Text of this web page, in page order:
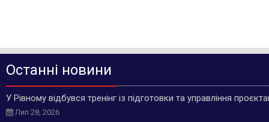
Останні новини
У Рівному відбувся тренінг із підготовки та управління
Лип 28, 2026